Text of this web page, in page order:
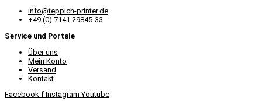
info@teppich-printer.de
+49 (0) 7141 29845-33
Service und Portale
Über uns
Mein Konto
Versand
Kontakt
Facebook-f Instagram Youtube